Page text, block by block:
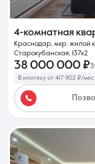
4-комнатная
Краснодар, мкр. жилой
Старокубанская, 137к2
38 000 000 ₽
В ипотеку от 417 902 ₽/мес